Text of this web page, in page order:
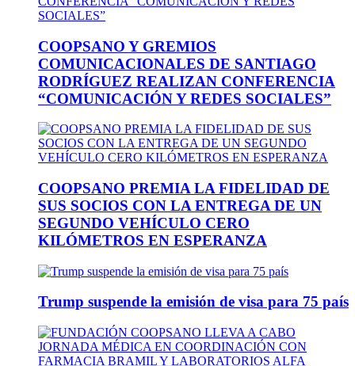
COOPSANO Y GREMIOS
COMUNICACIONALES DE SANTIAGO
RODRÍGUEZ REALIZAN CONFERENCIA
“COMUNICACIÓN Y REDES SOCIALES”
COOPSANO PREMIA LA FIDELIDAD DE
SUS SOCIOS CON LA ENTREGA DE UN
SEGUNDO VEHÍCULO CERO
KILÓMETROS EN ESPERANZA
Trump suspende la emisión de visa para 75 país